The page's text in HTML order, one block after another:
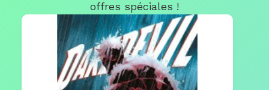
offres spéciales !